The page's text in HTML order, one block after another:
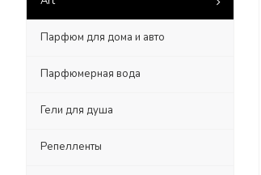
Парфюм для дома и авто
Парфюмерная вода
Гели для душа
Репелленты